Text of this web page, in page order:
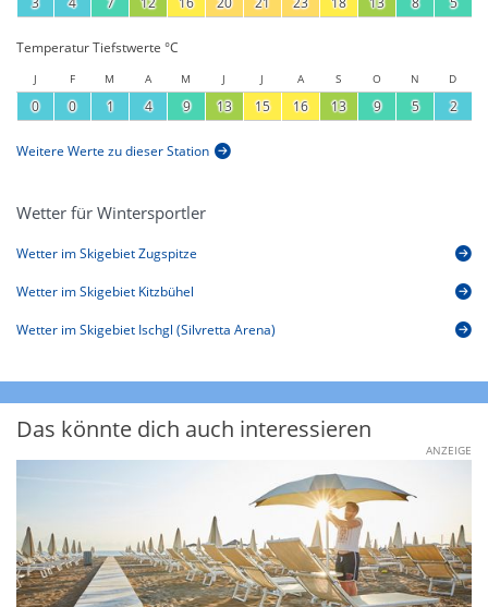
Temperatur Tiefstwerte °C
J F M A M J J A S O N D
0 0 1 4 9 13 15 16 13 9 5 2
Weitere Werte zu dieser Station
Wetter für Wintersportler
Wetter im Skigebiet Zugspitze
Wetter im Skigebiet Kitzbühel
Wetter im Skigebiet Ischgl (Silvretta Arena)
Das könnte dich auch interessieren
ANZEIGE